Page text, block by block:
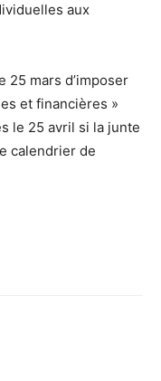
aux
25 mars d’imposer
et financières »
le 25 avril si la junte
calendrier de